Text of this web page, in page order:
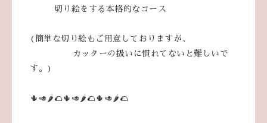
切り絵をする本格的なコース
(簡単な切り絵もご用意しておりますが、
カッターの扱いに慣れてないと難しいで
す。)
🌵🥑🌶️🌮🌵🥑🌶️🌮🌵🥑🌶️🌮